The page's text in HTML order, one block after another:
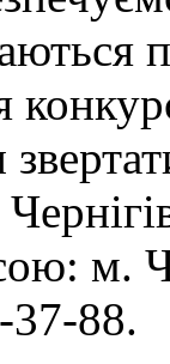
м.
37-88.